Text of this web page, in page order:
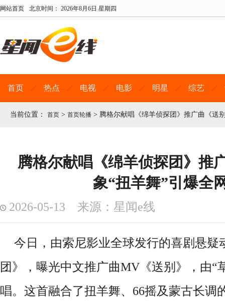
网站首页 北京时间： 2026年8月6日 星期四
首页 热点 电视 电影 明星 综艺
当前位置： 首页 > 首页轮播 > 腾格尔献唱《绵羊侦探团》推广曲《送
腾格尔献唱《绵羊侦探团》推
象“扭羊舞”引爆全
2026-05-13 来源：星闻e线
今日，由索尼影业全球发行的喜剧悬疑
团》，曝光中文推广曲MV《送别》，由“
唱。这首融合了扭羊舞、66摇及蒙古长调